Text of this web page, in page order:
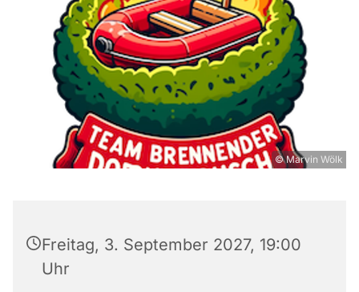
© Marvin Wölk
Freitag, 3. September 2027, 19:00
Uhr